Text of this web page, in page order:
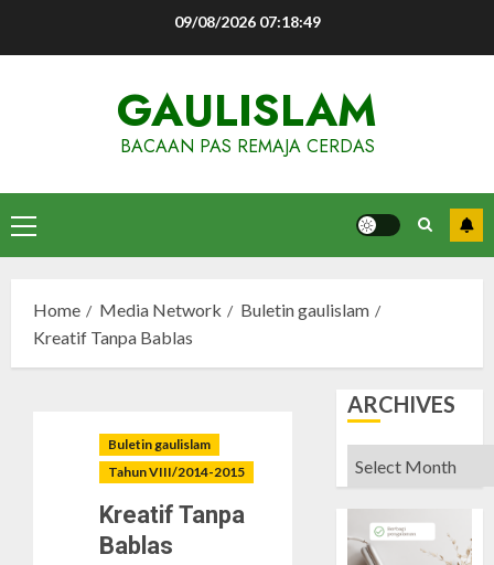
09/08/2026 07:18:50
GAULISLAM
BACAAN PAS REMAJA CERDAS
Primary
Menu
Home Media Network
Buletin gaulislam
Kreatif Tanpa Bablas
Buletin gaulislam
Tahun VIII/2014-2015
Kreatif Tanpa
Bablas
ARCHIVES
Archives